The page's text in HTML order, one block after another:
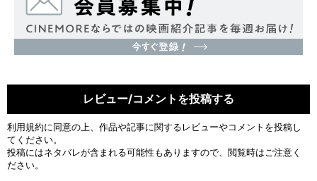
レビュー/コメントを投稿する
利用規約に同意の上、作品や記事に関するレビューやコメントを投稿し
てください。
投稿にはネタバレが含まれる可能性もありますので、閲覧時はご注意く
ださい。